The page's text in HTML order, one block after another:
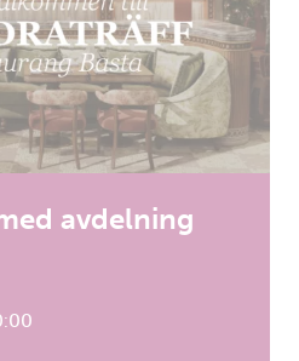
avdelning